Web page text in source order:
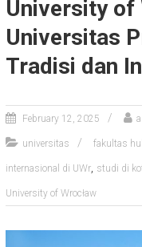
University of
Universitas
Tradisi dan
February 12, 2025
universitas fakultas
internasional di UWr, studi di
University of Wrocław